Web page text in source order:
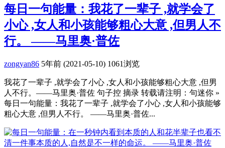
每日一句能量：我花了一辈子 ,就学会了
小心 ,女人和小孩能够粗心大意 ,但男人不
行。 ——马里奥·普佐
zongyan86 5年前 (2021-05-10) 1061浏览
我花了一辈子 ,就学会了小心 ,女人和小孩能够粗心大意 ,但男
人不行。——马里奥·普佐 句子控 摘录 转载请注明：句迷你 »
每日一句能量：我花了一辈子 ,就学会了小心 ,女人和小孩能够
粗心大意 ,但男人不行。 ——马里奥·普佐...